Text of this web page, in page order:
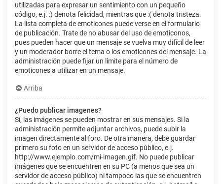
utilizadas para expresar un sentimiento con un pequeño
código, e.j. :) denota felicidad, mientras que :( denota tristeza.
La lista completa de emoticones puede verse en el formulario
de publicación. Trate de no abusar del uso de emoticonos,
pues pueden hacer que un mensaje se vuelva muy difícil de leer
y un moderador borre el tema o los emoticones del mensaje. La
administración puede fijar un límite para el número de
emoticones a utilizar en un mensaje.
Arriba
¿Puedo publicar imagenes?
Sí, las imágenes se pueden mostrar en sus mensajes. Si la
administración permite adjuntar archivos, puede subir la
imagen directamente al foro. De otra manera, debe guardar
primero su foto en un servidor de acceso público, e.j.
http://www.ejemplo.com/mi-imagen.gif. No puede publicar
imágenes que se encuentren en su PC (a menos que sea un
servidor de acceso público) ni tampoco las que se encuentren